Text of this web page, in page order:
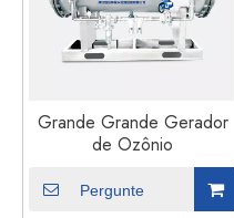
Grande Grande Gerador
de Ozônio
Pergunte